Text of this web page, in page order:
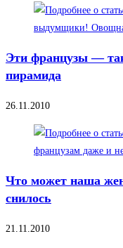
Эти французы —
пирамида
26.11.2010
Что может наша
снилось
21.11.2010